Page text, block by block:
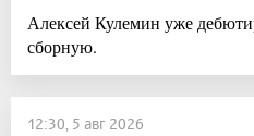
Алексей Кулемин уже
сборную.
12:30, 5 авг 2026